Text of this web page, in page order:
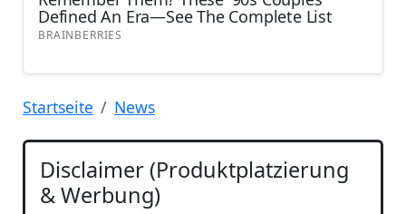
Startseite News
Disclaimer (Produktplatzierung
& Werbung)